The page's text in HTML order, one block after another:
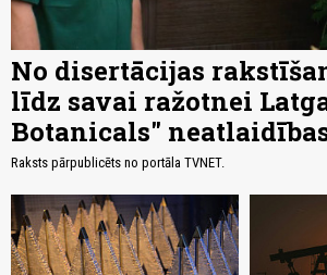
No disertācijas
līdz savai ražotnei
Botanicals"
Raksts pārpublicēts no portāla TVNET.